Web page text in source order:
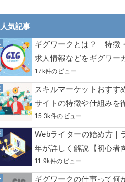
人気記事
ギグワークとは？｜特徴
求人情報などをギグワー
17k件のビュー
スキルマーケットおすす
サイトの特徴や仕組みを
15.3k件のビュー
Webライターの始め方｜
年が詳しく解説【初心者
11.9k件のビュー
ギグワークの仕事って何